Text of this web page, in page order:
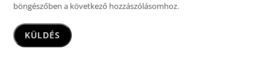
böngészőben a következő hozzászólásomhoz.